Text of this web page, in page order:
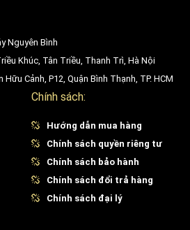
Nguyên Bình
Khúc, Tân Triều, Thanh Trì, Hà Nội
Hữu Cảnh, P12, Quận Bình Thạnh, TP. HCM
Chính sách:
Hướng dẫn mua hàng
Chính sách quyền riêng tư
Chính sách bảo hành
Chính sách đổi trả hàng
Chính sách đại lý